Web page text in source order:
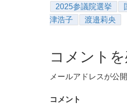
2025参議院選挙
津浩子
渡邉莉央
コメント
メールアドレスが公
コメント